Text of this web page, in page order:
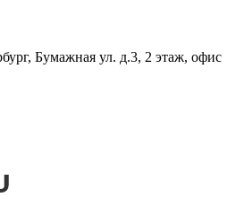
Бумажная ул. д.3, 2 этаж, офис